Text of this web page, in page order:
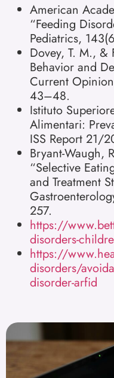
American
“Feeding
Pediatrics,
Dovey, T. M., &
Behavior and
Current
43–48.
Istituto
Alimentari:
ISS Report 21/
Bryant-Waugh,
“Selective
and Treatment
257.
https://
disorders-
https://
disorders/
disorder-arfid